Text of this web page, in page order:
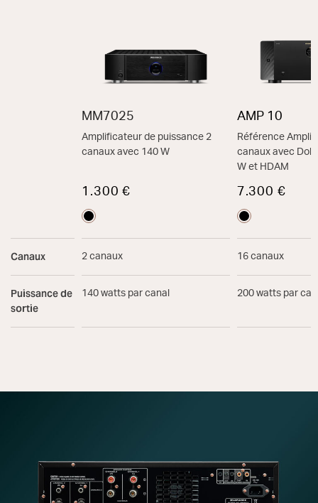
Canaux
Puissance de
sortie
MM7025
Amplificateur de puissance 2
canaux avec 140 W
1.300 €
2 canaux
140 watts par canal
AMP 10
Référence
canaux avec
W et HDAM
7.300 €
16 canaux
200 watts par